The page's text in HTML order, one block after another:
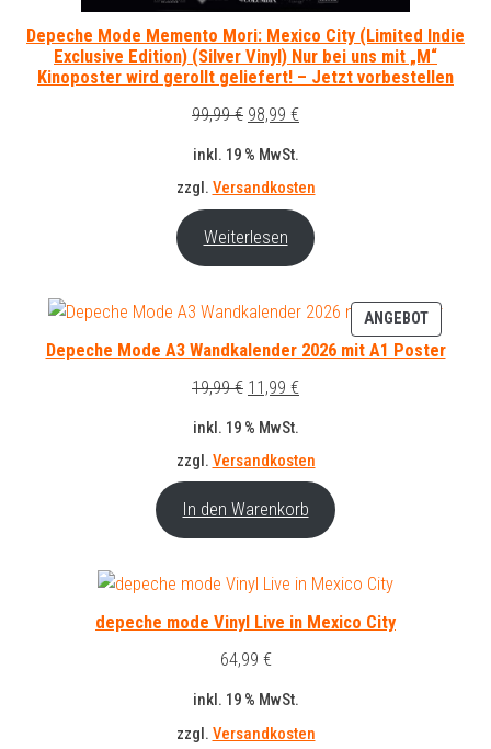
Depeche Mode Memento Mori: Mexico City (Limited Indie
Exclusive Edition) (Silver Vinyl) Nur bei uns mit „M“
Kinoposter wird gerollt geliefert! – Jetzt vorbestellen
99,99€ Ursprünglicher
99,99 €
98,99 €Aktueller
98,99 €.
inkl. 19 % MwSt.
zzgl. Versandkosten
Weiterlesen
ANGEBOT
IM
Depeche Mode A3 Wandkalender 2026 mit A1 Poster
19,99€ Ursprünglicher
19,99 €
11,99 €Aktueller
11,99 €.
inkl. 19 % MwSt.
zzgl. Versandkosten
In den Warenkorb
depeche mode Vinyl Live in Mexico City
64,99 €
inkl. 19 % MwSt.
zzgl. Versandkosten